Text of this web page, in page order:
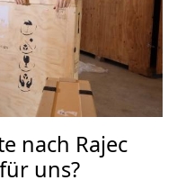
nach Rajec
uns?